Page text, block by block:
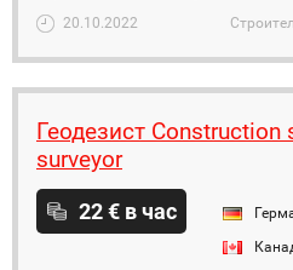
20.10.2022
Геодезист Construction
surveyor
22 € в час